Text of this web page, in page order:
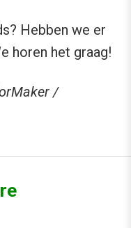
Hebben we er
horen het graag!
/